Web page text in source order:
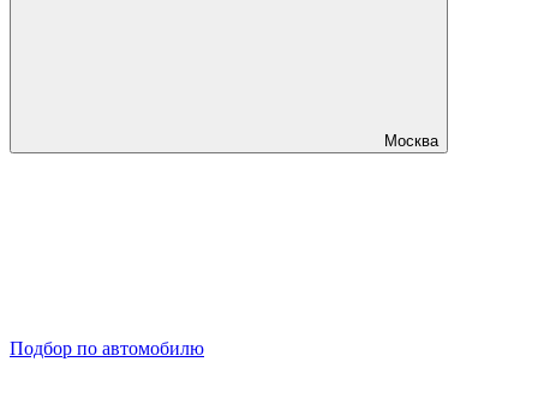
Москва
Подбор по автомобилю